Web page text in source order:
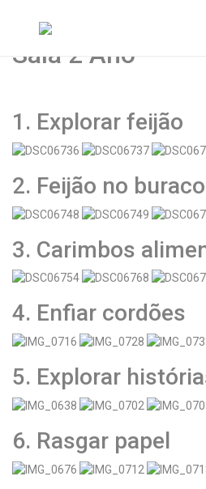
Atividades /
Sala 2 Ano
1. Explorar feijão
2. Feijão no buraco
3. Carimbos
4. Enfiar cordões
5. Explorar
6. Rasgar papel